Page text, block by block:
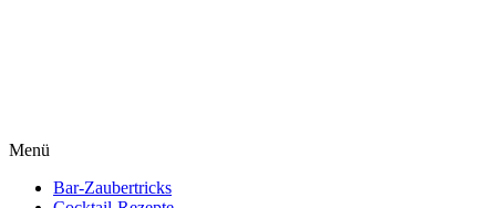
Menü
Bar-Zaubertricks